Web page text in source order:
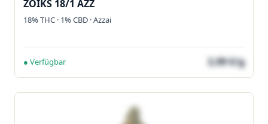
ZOIKS 18/1 AZZ
18% THC · 1% CBD · Azzai
● Verfügbar 3,99 €/g